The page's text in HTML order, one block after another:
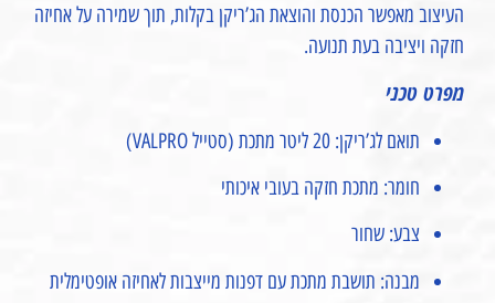
העיצוב מאפשר הכנסת והוצאת הג’ריקן בקלות, תוך שמירה על אחיזה
חזקה ויציבה בעת תנועה.
מפרט טכני
תואם לג’ריקן: 20 ליטר מתכת (סטייל VALPRO)
חומר: מתכת חזקה בעובי איכותי
צבע: שחור
מבנה: תושבת מתכת עם דפנות מייצבות לאחיזה אופטימלית